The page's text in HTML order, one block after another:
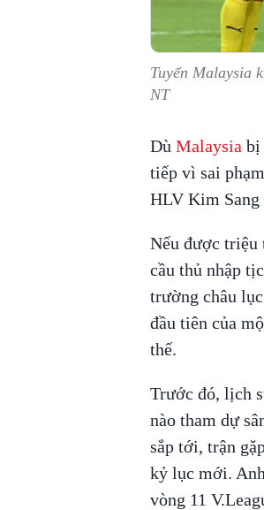
Tuyển Malaysia
NT
Dù Malaysia bị
tiếp vì sai
HLV Kim Sang
Nếu được triệu
cầu thủ nhập
trường châu
đầu tiên của
thế.
Trước đó, lịch
nào tham dự
sắp tới, trận
kỷ lục mới.
vòng 11